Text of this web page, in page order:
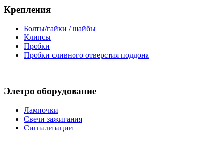
Крепления
Болты/гайки / шайбы
Клипсы
Пробки
Пробки сливного отверстия поддона
Элетро оборудование
Лампочки
Свечи зажигания
Сигнализации